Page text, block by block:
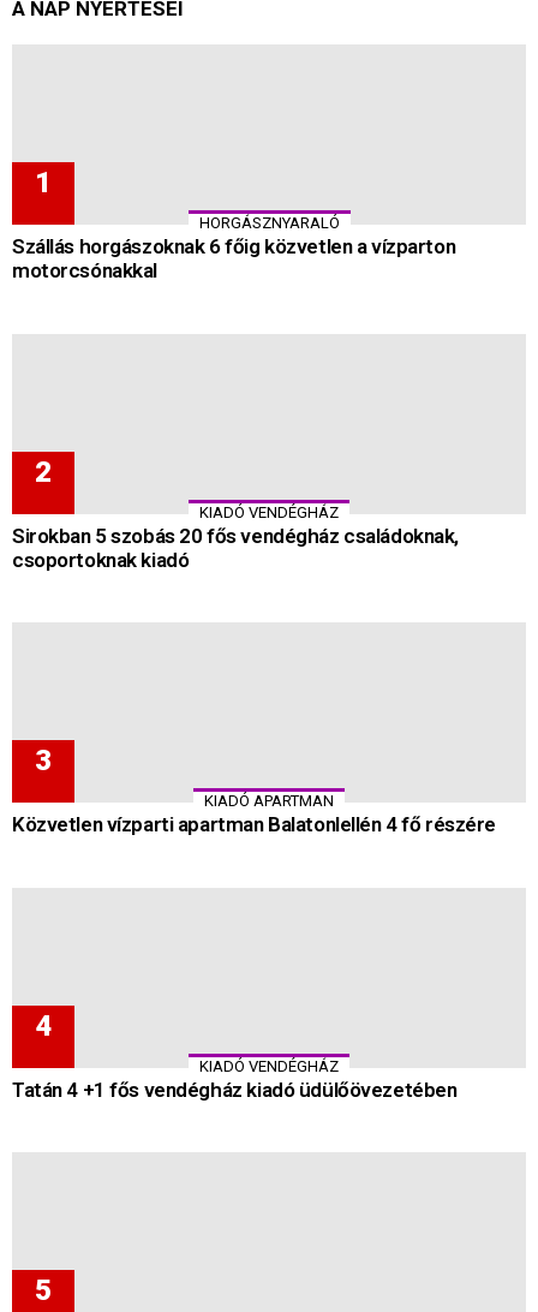
A NAP NYERTESEI
HORGÁSZNYARALÓ
Szállás horgászoknak 6 főig közvetlen a vízparton
motorcsónakkal
KIADÓ VENDÉGHÁZ
Sirokban 5 szobás 20 fős vendégház családoknak,
csoportoknak kiadó
KIADÓ APARTMAN
Közvetlen vízparti apartman Balatonlellén 4 fő részére
KIADÓ VENDÉGHÁZ
Tatán 4 +1 fős vendégház kiadó üdülőövezetében